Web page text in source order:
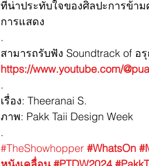
ที่น่าประทับใจของศิลปะการข้าม
การแสดง
.
สามารถรับฟัง Soundtrack of อ
https://www.youtube.com/
.
เรื่อง: Theeranai S.
ภาพ: Pakk Taii Design Week
.
#TheShowhopper #WhatsOn